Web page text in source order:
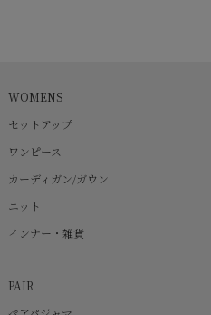
WOMENS
セットアップ
ワンピース
カーディガン/ガウン
ニット
インナー・雑貨
PAIR